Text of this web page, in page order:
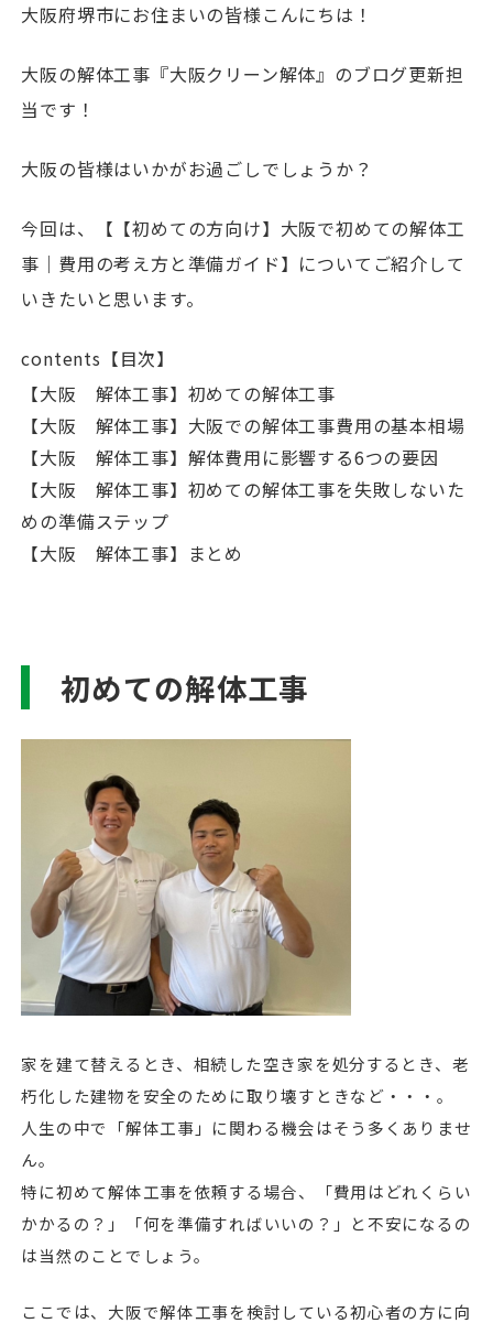
大阪府堺市にお住まいの皆様こんにちは！
大阪の解体工事『大阪クリーン解体』のブログ更新担
当です！
大阪の皆様はいかがお過ごしでしょうか？
今回は、【【初めての方向け】大阪で初めての解体工
事｜費用の考え方と準備ガイド】についてご紹介して
いきたいと思います。
contents【目次】
【大阪 解体工事】初めての解体工事
【大阪 解体工事】大阪での解体工事費用の基本相場
【大阪 解体工事】解体費用に影響する6つの要因
【大阪 解体工事】初めての解体工事を失敗しないた
めの準備ステップ
【大阪 解体工事】まとめ
初めての解体工事
家を建て替えるとき、相続した空き家を処分するとき、老
朽化した建物を安全のために取り壊すときなど・・・。
人生の中で「解体工事」に関わる機会はそう多くありませ
ん。
特に初めて解体工事を依頼する場合、「費用はどれくらい
かかるの？」「何を準備すればいいの？」と不安になるの
は当然のことでしょう。
ここでは、大阪で解体工事を検討している初心者の方に向